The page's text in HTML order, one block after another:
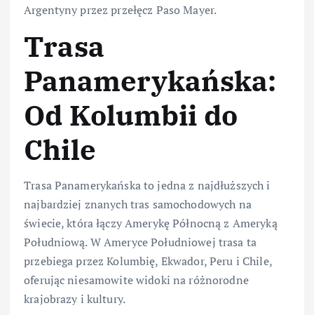
Argentyny przez przełęcz Paso Mayer.
Trasa
Panamerykańska:
Od Kolumbii do
Chile
Trasa Panamerykańska to jedna z najdłuższych i
najbardziej znanych tras samochodowych na
świecie, która łączy Amerykę Północną z Ameryką
Południową. W Ameryce Południowej trasa ta
przebiega przez Kolumbię, Ekwador, Peru i Chile,
oferując niesamowite widoki na różnorodne
krajobrazy i kultury.